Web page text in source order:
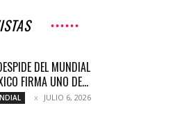
DEL MUNDIAL
FIRMA UNO DE...
JULIO 6, 2026